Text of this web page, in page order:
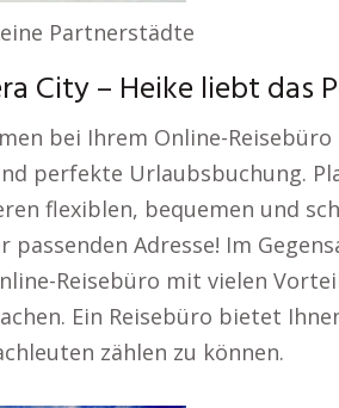
Partnerstädte
City – Heike liebt das
bei Ihrem Online-
perfekte Urlaubsbuchung.
flexiblen, bequemen und
passenden Adresse! Im
Reisebüro mit vielen
Ein Reisebüro bietet
zählen zu können.